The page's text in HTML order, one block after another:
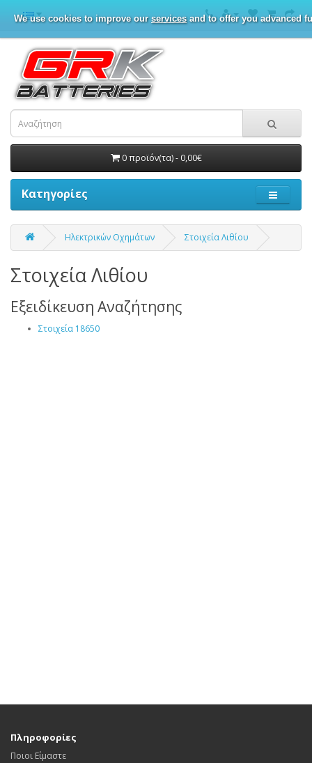
We use cookies to improve our servicesand to offer you advanced
0 προϊόν(τα) - 0,00€
Κατηγορίες
Ηλεκτρικών Οχημάτων Στοιχεία Λιθίου
Στοιχεία Λιθίου
Εξειδίκευση Αναζήτησης
Στοιχεία 18650
Πληροφορίες
Ποιοι Είμαστε